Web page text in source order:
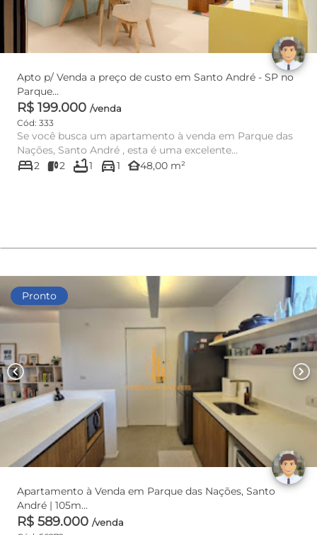
Apto p/ Venda a preço de custo em Santo André - SP no
Parque...
R$ 199.000 /venda
Cód: 333
Se você busca um apartamento à venda em Parque das
Nações, Santo André , esta é uma excelente
oportunidade para morar ...
bed2 2 bathtub1 directions_car1 other_houses48,00 m²
Pronto
chevron_left chevron_right
Apartamento à Venda em Parque das Nações, Santo
André | 105m...
R$ 589.000 /venda